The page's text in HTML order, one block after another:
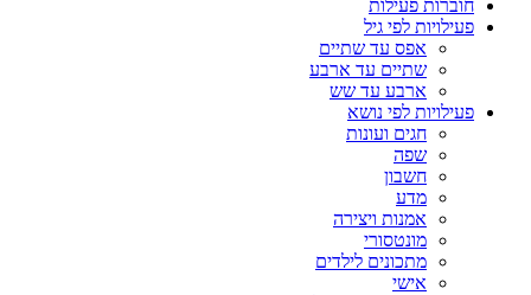
חוברות פעילות
פעילויות לפי גיל
אפס עד שתיים
שתיים עד ארבע
ארבע עד שש
פעילויות לפי נושא
חגים ועונות
שפה
חשבון
מדע
אמנות ויצירה
מונטסורי
מתכונים לילדים
אישי